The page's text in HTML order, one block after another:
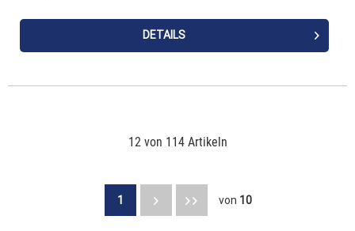
DETAILS
12 von 114 Artikeln
1 von 10